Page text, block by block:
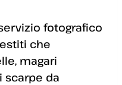
fotografico
che
magari
scarpe da